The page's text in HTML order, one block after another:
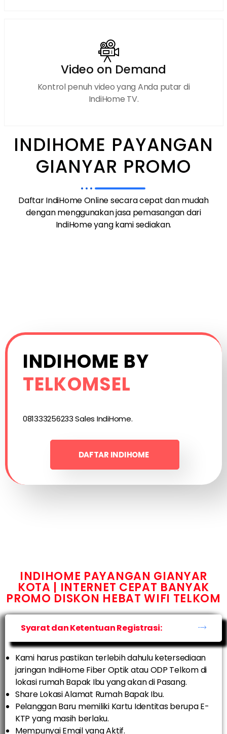
Video on Demand
Kontrol penuh video yang Anda putar di
IndiHome TV.
INDIHOME PAYANGAN
GIANYAR PROMO
Daftar IndiHome Online secara cepat dan mudah
dengan menggunakan jasa pemasangan dari
IndiHome yang kami sediakan.
INDIHOME BY
TELKOMSEL
081333256233 Sales IndiHome.
DAFTAR INDIHOME
INDIHOME PAYANGAN GIANYAR
KOTA | INTERNET CEPAT BANYAK
PROMO DISKON HEBAT WIFI TELKOM
Syarat dan Ketentuan Registrasi:
Kami harus pastikan terlebih dahulu ketersediaan
jaringan IndiHome Fiber Optik atau ODP Telkom di
lokasi rumah Bapak Ibu yang akan di Pasang.
Share Lokasi Alamat Rumah Bapak Ibu.
Pelanggan Baru memiliki Kartu Identitas berupa E-
KTP yang masih berlaku.
Mempunyai Email yang Aktif.